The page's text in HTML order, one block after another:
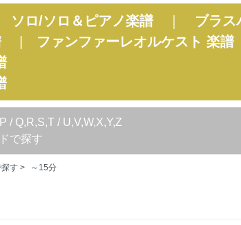
ソロ/ソロ＆ピアノ楽譜｜ ブラス
| ファンファーレオルケスト 楽譜
/ Q,R,S,T / U,V,W,X,Y,Z
で探す
す > ～15分